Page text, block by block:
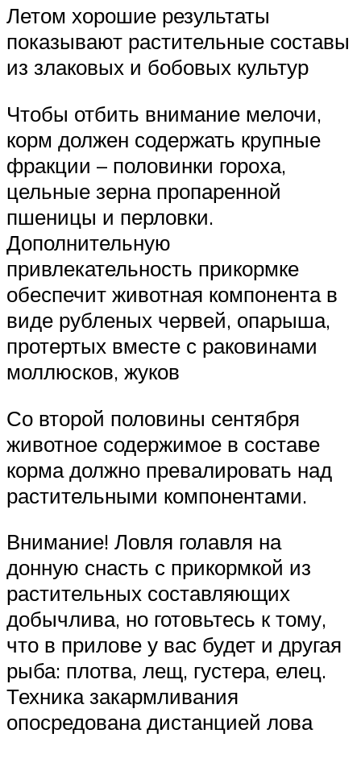
Летом хорошие результаты
показывают растительные составы
из злаковых и бобовых культур
Чтобы отбить внимание мелочи,
корм должен содержать крупные
фракции – половинки гороха,
цельные зерна пропаренной
пшеницы и перловки.
Дополнительную
привлекательность прикормке
обеспечит животная компонента в
виде рубленых червей, опарыша,
протертых вместе с раковинами
моллюсков, жуков
Со второй половины сентября
животное содержимое в составе
корма должно превалировать над
растительными компонентами.
Внимание! Ловля голавля на
донную снасть с прикормкой из
растительных составляющих
добычлива, но готовьтесь к тому,
что в прилове у вас будет и другая
рыба: плотва, лещ, густера, елец.
Техника закармливания
опосредована дистанцией лова